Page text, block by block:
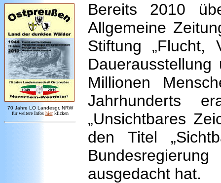
70 Jahre LO Landesgr. NRW
für weitere Infos hier klicken
Bereits 2010
Allgemeine
Stiftung „Flucht,
Millionen
Jahrhunderts
„Unsichtbares
den Titel
ausgedacht hat.